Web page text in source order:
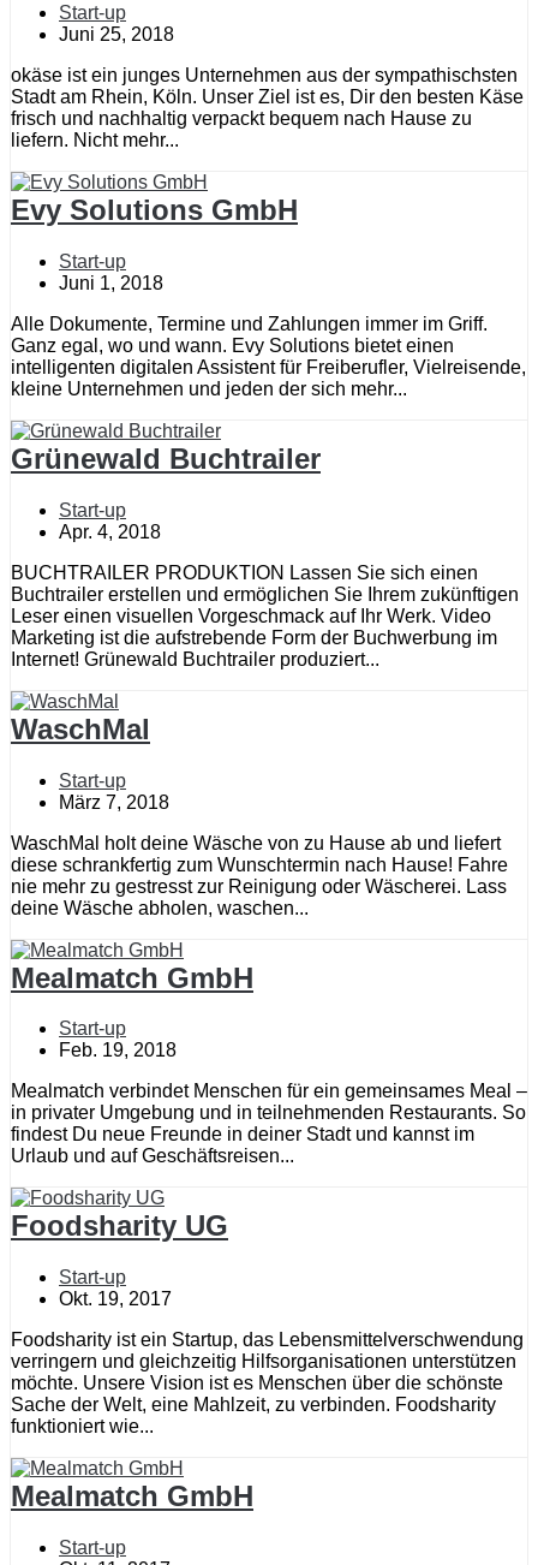
Start-up
Juni 25, 2018
okäse ist ein junges Unternehmen aus der sympathischsten
Stadt am Rhein, Köln. Unser Ziel ist es, Dir den besten Käse
frisch und nachhaltig verpackt bequem nach Hause zu
liefern. Nicht mehr...
Evy Solutions GmbH
Start-up
Juni 1, 2018
Alle Dokumente, Termine und Zahlungen immer im Griff.
Ganz egal, wo und wann. Evy Solutions bietet einen
intelligenten digitalen Assistent für Freiberufler, Vielreisende,
kleine Unternehmen und jeden der sich mehr...
Grünewald Buchtrailer
Start-up
Apr. 4, 2018
BUCHTRAILER PRODUKTION Lassen Sie sich einen
Buchtrailer erstellen und ermöglichen Sie Ihrem zukünftigen
Leser einen visuellen Vorgeschmack auf Ihr Werk. Video
Marketing ist die aufstrebende Form der Buchwerbung im
Internet! Grünewald Buchtrailer produziert...
WaschMal
Start-up
März 7, 2018
WaschMal holt deine Wäsche von zu Hause ab und liefert
diese schrankfertig zum Wunschtermin nach Hause! Fahre
nie mehr zu gestresst zur Reinigung oder Wäscherei. Lass
deine Wäsche abholen, waschen...
Mealmatch GmbH
Start-up
Feb. 19, 2018
Mealmatch verbindet Menschen für ein gemeinsames Meal –
in privater Umgebung und in teilnehmenden Restaurants. So
findest Du neue Freunde in deiner Stadt und kannst im
Urlaub und auf Geschäftsreisen...
Foodsharity UG
Start-up
Okt. 19, 2017
Foodsharity ist ein Startup, das Lebensmittelverschwendung
verringern und gleichzeitig Hilfsorganisationen unterstützen
möchte. Unsere Vision ist es Menschen über die schönste
Sache der Welt, eine Mahlzeit, zu verbinden. Foodsharity
funktioniert wie...
Mealmatch GmbH
Start-up